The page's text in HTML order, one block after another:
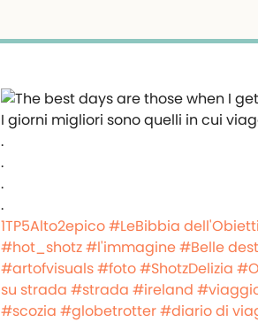
I giorni migliori sono quelli in cui
.
.
.
.
1TP5Alto2epico#LeBibbia
#hot_shotz#l'immagine#Belle
#artofvisuals#foto#ShotzDelizia
su strada #strada #ireland
#scozia #globetrotter#diario di